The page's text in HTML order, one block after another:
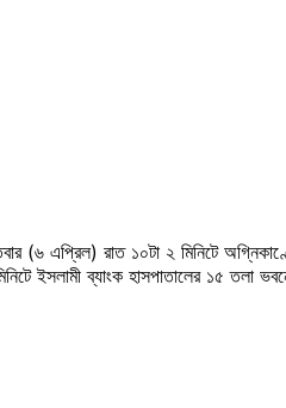
এপ্রিল) রাত ১০টা ২ মিনিটে
ইসলামী ব্যাংক হাসপাতালের ১৫ তলা